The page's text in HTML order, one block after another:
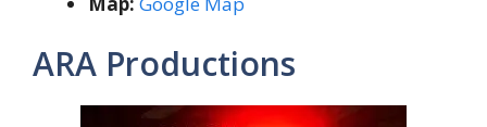
ARA Productions